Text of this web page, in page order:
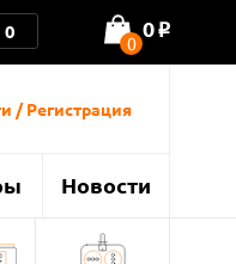
0 0
0 o
/ Регистрация
Новости